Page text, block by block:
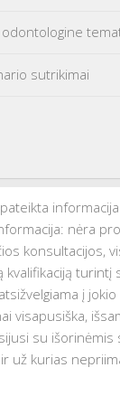
sutrikimai
nėra
konsultacijos,
kvalifikaciją
į
visapusiška,
su
už kurias